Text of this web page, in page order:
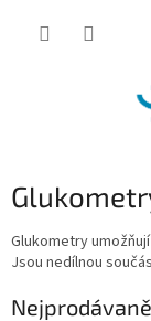
Glukometry umožňují
Jsou nedílnou